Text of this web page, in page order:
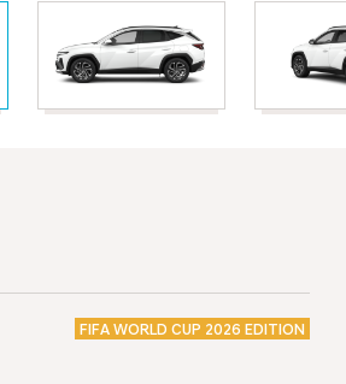
FIFA WORLD CUP 2026 EDITION